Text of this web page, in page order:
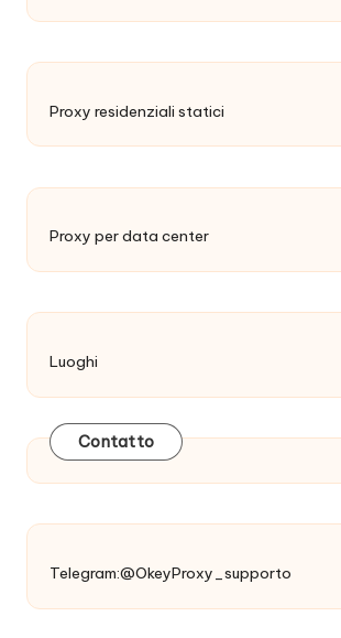
Proxy residenziali statici
Proxy per data center
Luoghi
Contatto
Telegram:@OkeyProxy_supporto